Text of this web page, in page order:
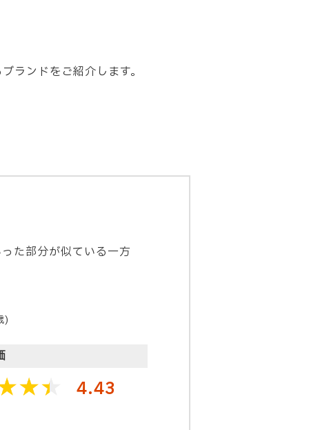
ランドをご紹介します。
た部分が似ている一方
)
4.43